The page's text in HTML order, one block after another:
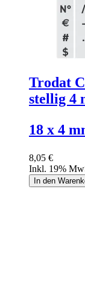
Trodat
stellig 4
18 x 4
8,05 €
Inkl. 19%
In den